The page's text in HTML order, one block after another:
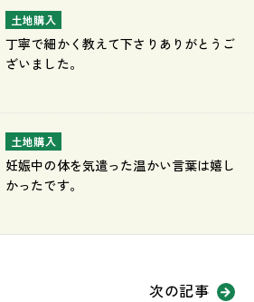
土地購入
丁寧で細かく教えて下さりありがとうご
ざいました。
土地購入
妊娠中の体を気遣った温かい言葉は嬉し
かったです。
次の記事